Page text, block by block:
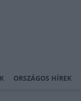
ORSZÁGOS HÍREK